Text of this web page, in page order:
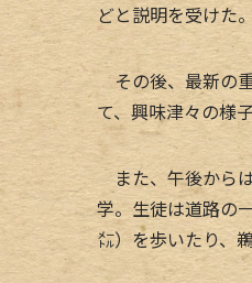
どと説明を受けた。
その後、最新の重
て、興味津々の様
また、午後からは
学。生徒は道路の
㍍）を歩いたり、